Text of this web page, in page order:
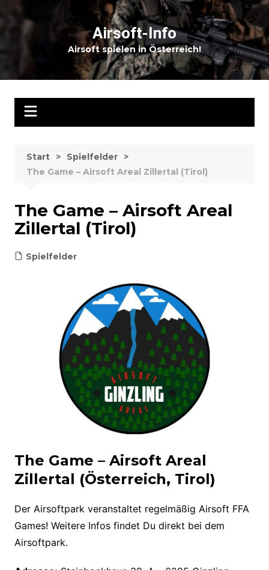
Inhalt
springen
Airsoft-Info
Airsoft spielen in Österreich!
Start
Spielfelder
The Game – Airsoft Areal Zillertal (Tirol)
The Game – Airsoft Areal
Zillertal (Tirol)
Spielfelder
The Game – Airsoft Areal
Zillertal (Österreich, Tirol)
Der Airsoftpark veranstaltet regelmäßig Airsoft FFA
Games! Weitere Infos findet Du direkt bei dem
Airsoftpark.